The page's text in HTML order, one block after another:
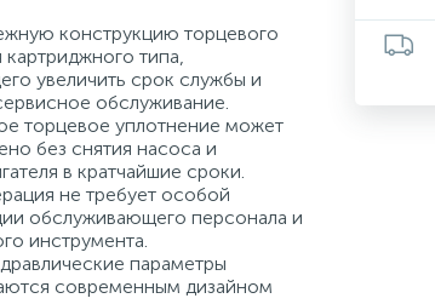
конструкцию торцевого
картриджного типа,
увеличить срок службы и
обслуживание.
торцевое уплотнение может
без снятия насоса и
в кратчайшие сроки.
не требует особой
обслуживающего персонала и
инструмента.
параметры
современным дизайном